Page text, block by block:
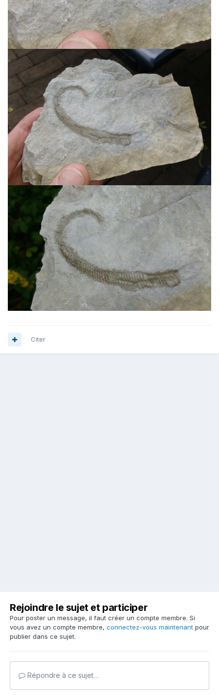
Citer
Rejoindre le sujet et participer
Pour poster un message, il faut créer un compte membre. Si
vous avez un compte membre, connectez-vous maintenant pour
publier dans ce sujet.
Répondre à ce sujet…